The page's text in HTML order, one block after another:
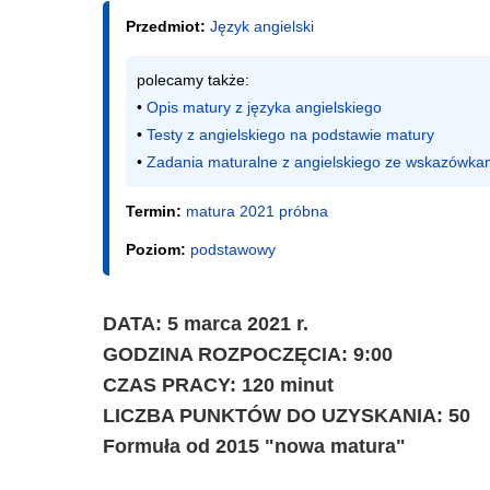
Przedmiot: Język angielski
polecamy także:
• Opis matury z języka angielskiego
• Testy z angielskiego na podstawie matury
• Zadania maturalne z angielskiego ze
Termin: matura 2021 próbna
Poziom: podstawowy
DATA: 5 marca 2021 r.
GODZINA ROZPOCZĘCIA: 9:00
CZAS PRACY: 120 minut
LICZBA PUNKTÓW DO UZYSKANIA: 50
Formuła od 2015 "nowa matura"